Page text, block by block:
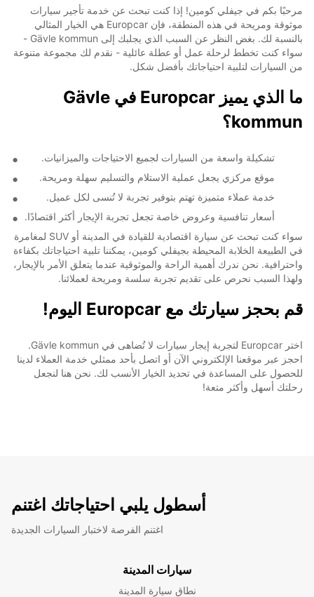
مرحبًا بكم في جيفلي كومين! إذا كنت تبحث عن خدمة تأجير سيارات
موثوقة ومريحة في هذه المنطقة، فإن Europcar هي الخيار المثالي
بالنسبة لك. بغض النظر عن السبب الذي يجلبك إلى Gävle kommun -
سواء كنت تخطط لرحلة عمل أو عطلة عائلية - نقدم لك مجموعة متنوعة
من السيارات لتلبية احتياجاتك بأفضل شكل.
ما الذي يميز Europcar في Gävle
kommun؟
تشكيلة واسعة من السيارات لجميع الاحتياجات والميزانيات.
موقع مركزي يجعل عملية الاستلام والتسليم سهلة ومريحة.
خدمة عملاء متميزة تهتم بتوفير تجربة لا تُنسى لكل عميل.
أسعار تنافسية وعروض خاصة تجعل تجربة الإيجار أكثر اقتصادًا.
سواء كنت تبحث عن سيارة اقتصادية للقيادة في المدينة أو SUV لمغامرة
في الطبيعة الخلابة المحيطة بجيفلي كومين، يمكننا تلبية احتياجاتك بكفاءة
واحترافية. نحن ندرك أهمية الراحة والموثوقية عندما يتعلق الأمر بالإيجار،
ولهذا السبب نحرص على تقديم تجربة سلسة ومريحة لعملائنا.
قم بحجز سيارتك مع Europcar اليوم!
اختر Europcar لتجربة إيجار سيارات لا تُضاهى في Gävle kommun.
احجز عبر موقعنا الإلكتروني الآن أو اتصل بأحد ممثلي خدمة العملاء لدينا
للحصول على المساعدة في تحديد الخيار الأنسب لك. نحن هنا لنجعل
رحلتك أسهل وأكثر متعة!
أسطول يلبي احتياجاتك اغتنم
اغتنم الفرصة لاختبار السيارات الجديدة
سيارات المدينة
نطاق سيارة المدينة